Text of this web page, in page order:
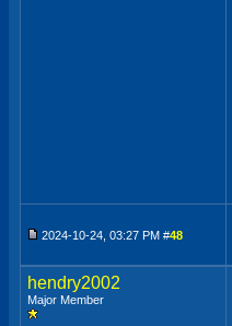
2024-10-24, 03:27 PM #48
hendry2002
Major Member